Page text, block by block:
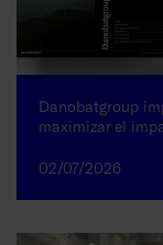
Danobatgroup
maximizar el
02/07/2026